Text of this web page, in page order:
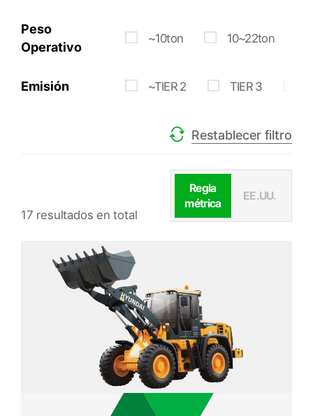
Peso
Operativo
~10ton 10~22ton
Emisión ~TIER 2 TIER 3
Restablecer filtro
17 resultados en total
Regla
métrica
EE.UU.